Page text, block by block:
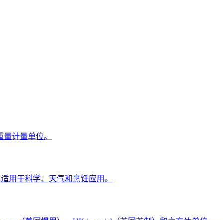
计量单位。
用于科学、天气和烹饪应用。